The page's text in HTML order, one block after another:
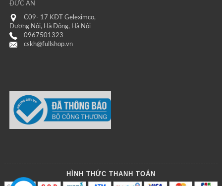
ĐỨC AN
C09- 17 KĐT Geleximco,
Dương Nội, Hà Đông, Hà Nội
0967501323
cskh@fullshop.vn
HÌNH THỨC THANH TOÁN